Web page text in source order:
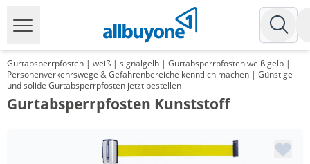
Gurtabsperrpfosten | weiß | signalgelb | Gurtabsperrpfosten weiß gelb |
Personenverkehrswege & Gefahrenbereiche kenntlich machen | Günstige
und solide Gurtabsperrpfosten jetzt bestellen
Gurtabsperrpfosten Kunststoff